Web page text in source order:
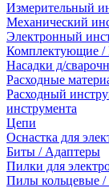
Измерительный
Механический
Электронный
Комплектующие /
Насадки д/
Расходные
Расходный
инструмента
Цепи
Оснастка для
Биты / Адаптеры
Пилки для
Пилы кольцевые /